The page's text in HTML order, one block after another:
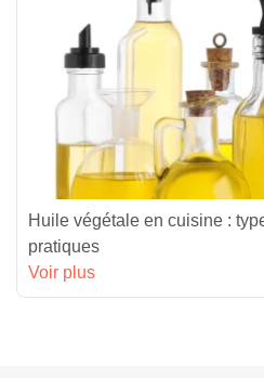
Huile végétale en cuisine :
pratiques
Voir plus